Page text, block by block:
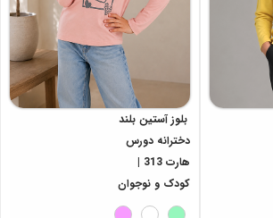
بلوز آستین بلند
دخترانه دورس
هارت 313 |
کودک و نوجوان